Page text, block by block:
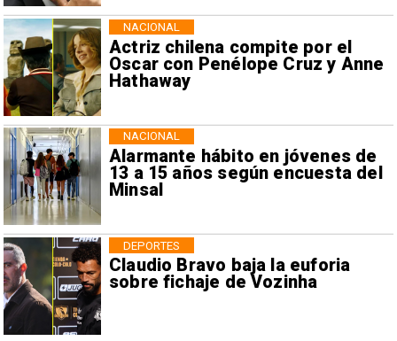
Actriz chilena compite por el
Oscar con Penélope Cruz y Anne
Hathaway
NACIONAL
Alarmante hábito en jóvenes de
13 a 15 años según encuesta del
Minsal
NACIONAL
Claudio Bravo baja la euforia
sobre fichaje de Vozinha
DEPORTES